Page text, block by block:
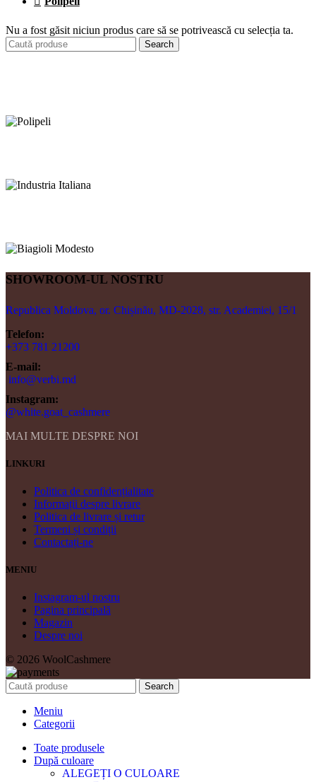
Nu a fost găsit niciun produs care să se potrivească cu selecția ta.
Search
SHOWROOM-UL NOSTRU
Republica Moldova, or. Chișinău, MD-2028, str. Academiei, 15/1
Telefon:
+373 781 21200
E-mail:
info@verbi.md
Instagram:
@white.goat_cashmere
MAI MULTE DESPRE NOI
LINKURI
Politica de confidențialitate
Informații despre livrare
Politica de livrare și retur
Termeni și condiții
Contactați-ne
MENIU
Instagram-ul nostru
Pagina principală
Magazin
Despre noi
© 2026 WoolCashmere
Search
Meniu
Categorii
Toate produsele
După culoare
ALEGEȚI O CULOARE